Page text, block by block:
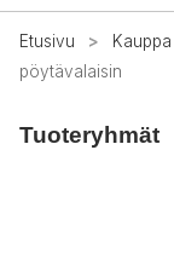
Etusivu > Kauppa
pöytävalaisin
Tuoteryhmät